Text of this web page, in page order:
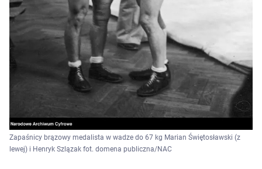
Zapaśnicy brązowy medalista w wadze do 67 kg Marian Świętosławski (z
lewej) i Henryk Szlązak fot. domena publiczna/NAC